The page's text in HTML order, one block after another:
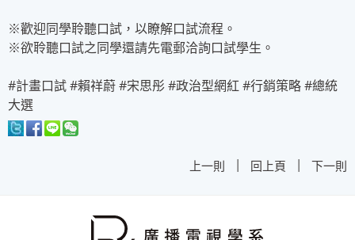
※歡迎同學聆聽口試，以瞭解口試流程。
※欲聆聽口試之同學還請先電郵洽詢口試學生。
#計畫口試 #賴祥蔚 #宋思彤 #政治型網紅 #行銷策略 #總統
大選
上一則 | 回上頁 | 下一則